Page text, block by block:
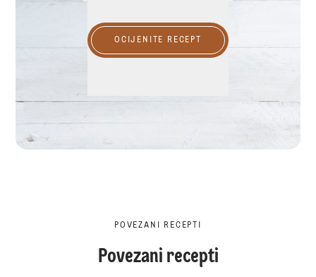
OCIJENITE RECEPT
POVEZANI RECEPTI
Povezani recepti